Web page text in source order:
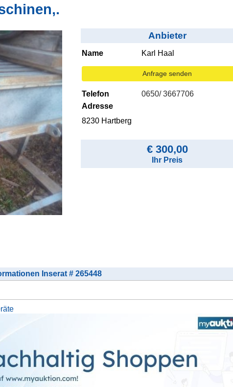
Anbieter
Name Karl Haal
Anfrage senden
Telefon
0650/ 3667706
Adresse
8230 Hartberg
€ 300,00
Ihr Preis
Inserat # 265448